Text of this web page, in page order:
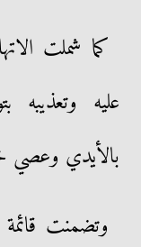
كما شملت
عليه وتعذيبه
بالأيدي وعصي